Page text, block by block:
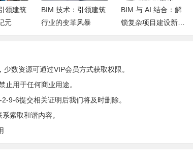
领建筑
元
BIM 技术：引领建筑
行业的变革风暴
BIM 与 AI 结合：解
锁复杂项目建设新密
数资源可通过VIP会员方式获取权限。
用于任何商业用途。
9-6提交相关证明后我们将及时删除。
索取和谐内容。